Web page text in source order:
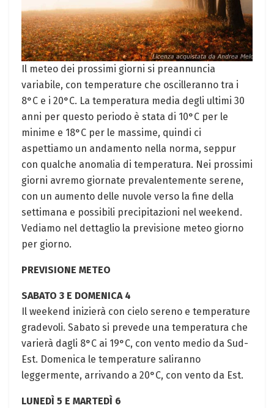
Il meteo dei prossimi giorni si preannuncia
variabile, con temperature che oscilleranno tra i
8°C e i 20°C. La temperatura media degli ultimi 30
anni per questo periodo è stata di 10°C per le
minime e 18°C per le massime, quindi ci
aspettiamo un andamento nella norma, seppur
con qualche anomalia di temperatura. Nei prossimi
giorni avremo giornate prevalentemente serene,
con un aumento delle nuvole verso la fine della
settimana e possibili precipitazioni nel weekend.
Vediamo nel dettaglio la previsione meteo giorno
per giorno.
PREVISIONE METEO
SABATO 3 E DOMENICA 4
Il weekend inizierà con cielo sereno e temperature
gradevoli. Sabato si prevede una temperatura che
varierà dagli 8°C ai 19°C, con vento medio da Sud-
Est. Domenica le temperature saliranno
leggermente, arrivando a 20°C, con vento da Est.
LUNEDÌ 5 E MARTEDÌ 6